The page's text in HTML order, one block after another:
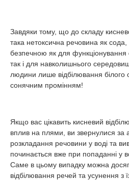
Завдяки тому, що до складу
така нетоксична речовина як
безпечною як для функціонування
так і для навколишнього
людини лише відбілювання білого
сонячним промінням!
Якщо вас цікавить кисневий
вплив на плями, ви звернулися за
розкладання речовини у воді та
починається вже при попаданні у
Саме в цьому випадку можна
відбілювання речей та усунення з